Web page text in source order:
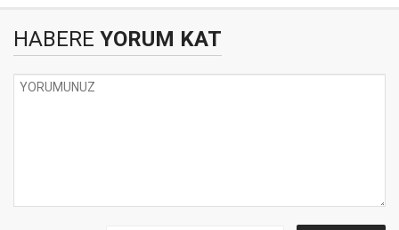
HABERE YORUM KAT